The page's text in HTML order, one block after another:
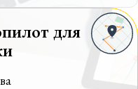
для